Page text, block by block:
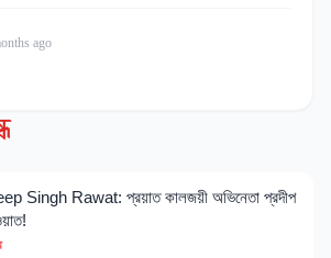
ago
Singh Rawat: প্রয়াত কালজয়ী অভিনেতা প্রদীপ